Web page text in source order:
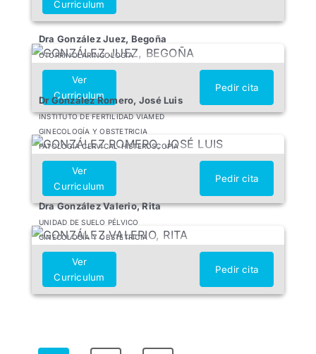
Curriculum
Dra González Juez, Begoña
OTORRINOLARINGOLOGÍA
Ver
Curriculum
Pedir cita
Dr González Romero, José Luis
INSTITUTO DE FERTILIDAD VIAMED
GINECOLOGÍA Y OBSTETRICIA
PATOLOGÍA CERVICAL-HISTEROSCOPIA
Ver
Curriculum
Pedir cita
Dra González Valerio, Rita
UNIDAD DE SUELO PÉLVICO
GINECOLOGÍA Y OBSTETRICIA
Ver
Curriculum
Pedir cita